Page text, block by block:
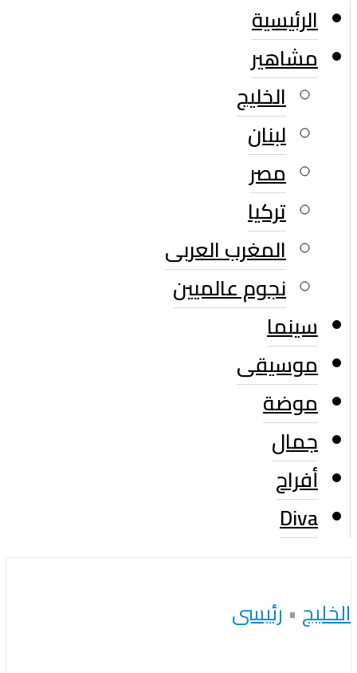
الرئيسية
مشاهير
الخليج
لبنان
مصر
تركيا
المغرب العربى
نجوم عالميين
سينما
موسيقى
موضة
جمال
أفراح
Diva
الخليج • رئيسى